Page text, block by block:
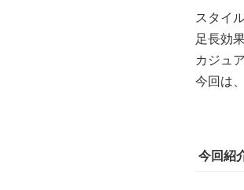
スタイ
足長効
カジュ
今回は
今回紹